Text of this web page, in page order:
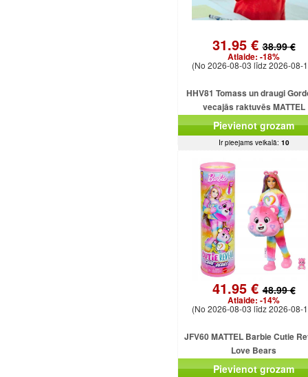
31.95 €38.99 €
Atlaide: -18%
(No 2026-08-03 līdz 2026-08-
HHV81 Tomass un draugi
vecajās raktuvēs MATTEL
Pievienot grozam
Ir pieejams veikalā: 10
41.95 €48.99 €
Atlaide: -14%
(No 2026-08-03 līdz 2026-08-
JFV60 MATTEL Barbie Cutie
Love Bears
Pievienot grozam